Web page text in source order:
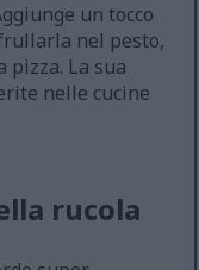
un tocco
nel pesto,
La sua
nelle cucine
rucola